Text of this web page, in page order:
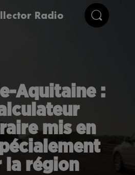
Radio
Aquitaine :
mis en
la région